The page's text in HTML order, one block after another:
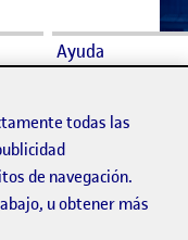
Ayuda
todas las
de navegación.
u obtener más